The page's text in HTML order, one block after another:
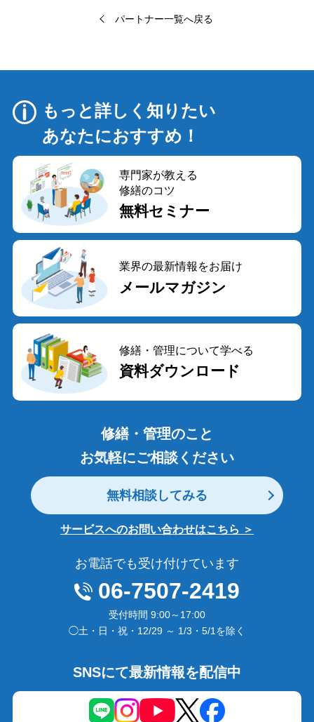
ョ
ン
パートナー一覧へ戻る
もっと詳しく知りたい
あなたにおすすめ！
専門家が教える
修繕のコツ
無料セミナー
業界の最新情報をお届け
メールマガジン
修繕・管理について学べる
資料ダウンロード
修繕・管理のこと
お気軽にご相談ください
無料相談してみる
サービスへのお問い合わせはこちら ＞
お電話でも受け付けています
06-7507-2419
受付時間 9:00～17:00
◯土・日・祝・12/29 ～ 1/3・5/1を除く
SNSにて最新情報を配信中